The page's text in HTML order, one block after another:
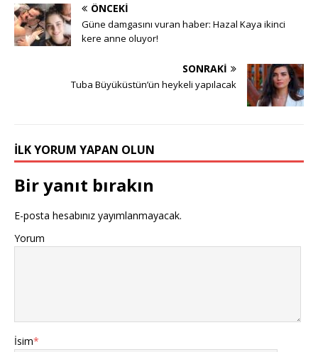
ÖNCEKI
Güne damgasını vuran haber: Hazal Kaya ikinci
kere anne oluyor!
SONRAKI
Tuba Büyüküstün’ün heykeli yapılacak
İLK YORUM YAPAN OLUN
Bir yanıt bırakın
E-posta hesabınız yayımlanmayacak.
Yorum
İsim*